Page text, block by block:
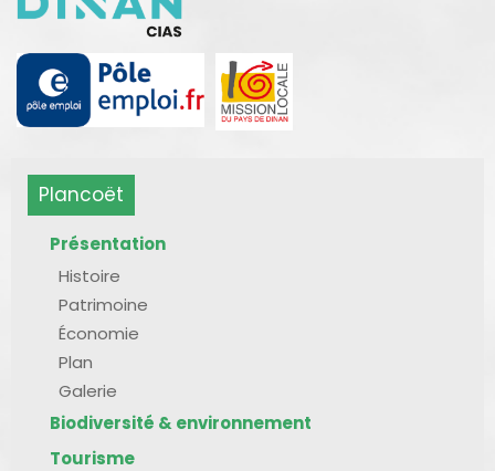
Plancoët
Présentation
Histoire
Patrimoine
Économie
Plan
Galerie
Biodiversité & environnement
Tourisme